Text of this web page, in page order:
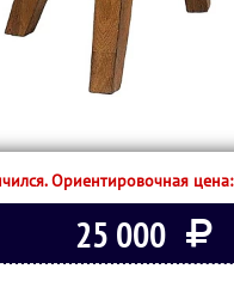
Ориентировочная цена:
25 000